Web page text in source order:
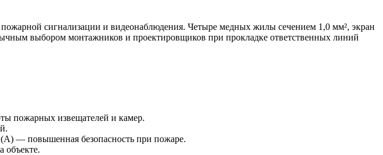
сигнализации и видеонаблюдения. Четыре медных жилы сечением 1,0 мм², экран
выбором монтажников и проектировщиков при прокладке ответственных линий
пожарных извещателей и камер.
— повышенная безопасность при пожаре.
объекте.